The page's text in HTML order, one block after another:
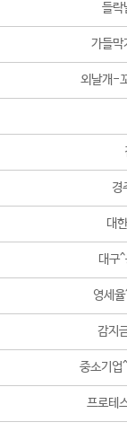
들락
가들막
외날개-
경
대
대구
영세
감지
중소기업
프로테